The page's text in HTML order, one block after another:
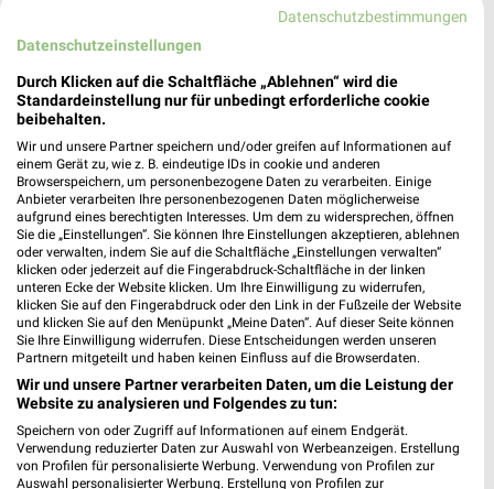
Jetzt alle "Urlaub & Reisen" Themen entdecken!
Datenschutzbestimmungen
Datenschutzeinstellungen
Durch Klicken auf die Schaltfläche „Ablehnen“ wird die
Standardeinstellung nur für unbedingt erforderliche cookie
beibehalten.
Wir und unsere Partner speichern und/oder greifen auf Informationen auf
einem Gerät zu, wie z. B. eindeutige IDs in cookie und anderen
Browserspeichern, um personenbezogene Daten zu verarbeiten. Einige
Anbieter verarbeiten Ihre personenbezogenen Daten möglicherweise
aufgrund eines berechtigten Interesses. Um dem zu widersprechen, öffnen
Sie die „Einstellungen“. Sie können Ihre Einstellungen akzeptieren, ablehnen
oder verwalten, indem Sie auf die Schaltfläche „Einstellungen verwalten“
klicken oder jederzeit auf die Fingerabdruck-Schaltfläche in der linken
unteren Ecke der Website klicken. Um Ihre Einwilligung zu widerrufen,
klicken Sie auf den Fingerabdruck oder den Link in der Fußzeile der Website
und klicken Sie auf den Menüpunkt „Meine Daten“. Auf dieser Seite können
Sie Ihre Einwilligung widerrufen. Diese Entscheidungen werden unseren
Partnern mitgeteilt und haben keinen Einfluss auf die Browserdaten.
Wir und unsere Partner verarbeiten Daten, um die Leistung der
Website zu analysieren und Folgendes zu tun:
Speichern von oder Zugriff auf Informationen auf einem Endgerät.
Verwendung reduzierter Daten zur Auswahl von Werbeanzeigen. Erstellung
von Profilen für personalisierte Werbung. Verwendung von Profilen zur
Auswahl personalisierter Werbung. Erstellung von Profilen zur